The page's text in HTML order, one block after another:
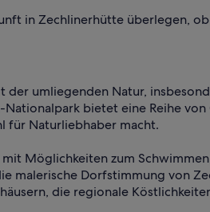
in Zechlinerhütte überlegen,
umliegenden Natur,
bietet eine Reihe
für Naturliebhaber macht.
Möglichkeiten zum
malerische Dorfstimmung von
die regionale